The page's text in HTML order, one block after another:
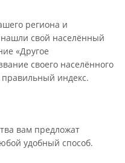
региона и
свой населённый
«Другое
своего населённого
правильный индекс.
вам предложат
удобный способ.